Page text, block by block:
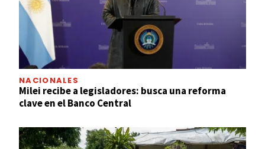
NACIONALES
Milei recibe a legisladores: busca una reforma
clave en el Banco Central